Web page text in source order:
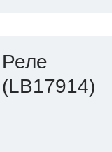
Реле
(LB17914)